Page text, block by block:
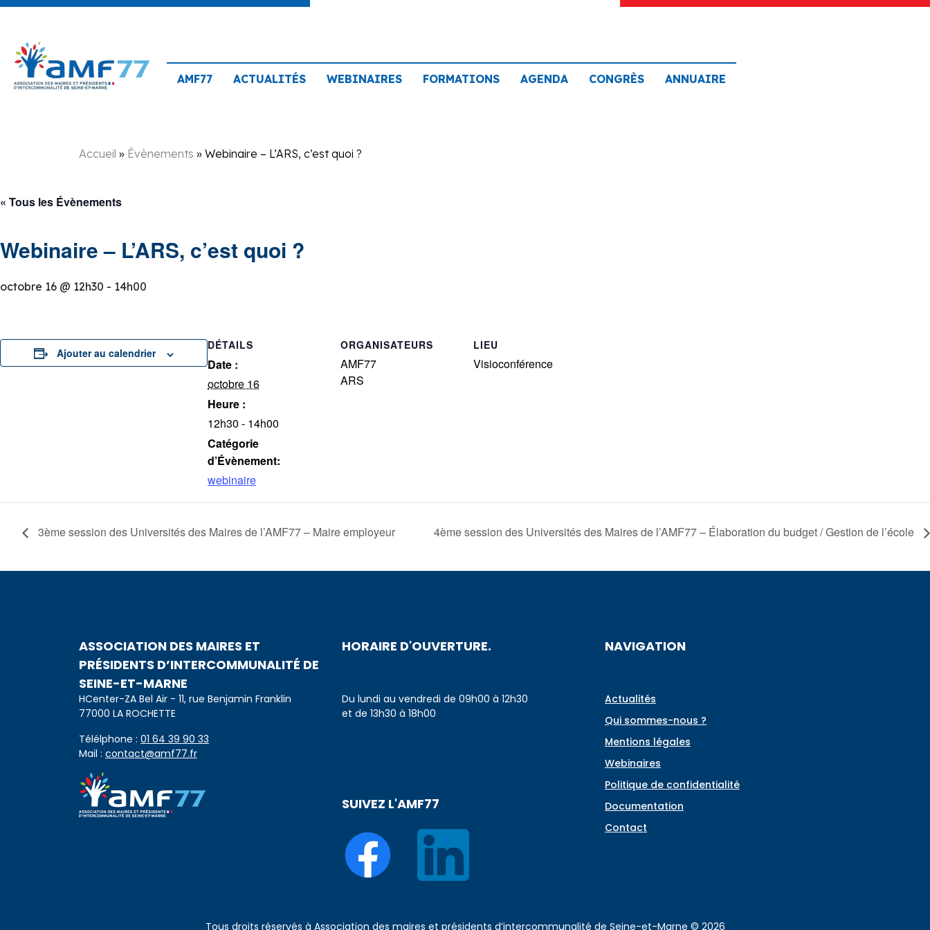
AMF77 ACTUALITÉS WEBINAIRES FORMATIONS AGENDA CONGRÈS ANNUAIRE
Accueil » Évènements » Webinaire – L’ARS, c’est quoi ?
« Tous les Évènements
Webinaire – L’ARS, c’est quoi ?
octobre 16 @ 12h30 - 14h00
Ajouter au calendrier
DÉTAILS
Date :
octobre 16
Heure :
12h30 - 14h00
Catégorie
d’Évènement:
webinaire
ORGANISATEURS
AMF77
ARS
LIEU
Visioconférence
3ème session des Universités des Maires de l’AMF77 – Maire employeur 4ème session des Universités des Maires de l’AMF77 – Élaboration du budget / Gestion de l’école
ASSOCIATION DES MAIRES ET
PRÉSIDENTS D’INTERCOMMUNALITÉ DE
SEINE-ET-MARNE
HCenter-ZA Bel Air - 11, rue Benjamin Franklin
77000 LA ROCHETTE
Télélphone : 01 64 39 90 33
Mail : contact@amf77.fr
HORAIRE D'OUVERTURE.
Du lundi au vendredi de 09h00 à 12h30
et de 13h30 à 18h00
SUIVEZ L'AMF77
NAVIGATION
Actualités
Qui sommes-nous ?
Mentions légales
Webinaires
Politique de confidentialité
Documentation
Contact
Tous droits réservés à Association des maires et présidents d’intercommunalité de Seine-et-Marne © 2026